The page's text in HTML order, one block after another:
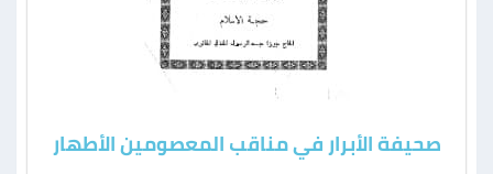
صحيفة الأبرار في مناقب المعصومين الأطهار